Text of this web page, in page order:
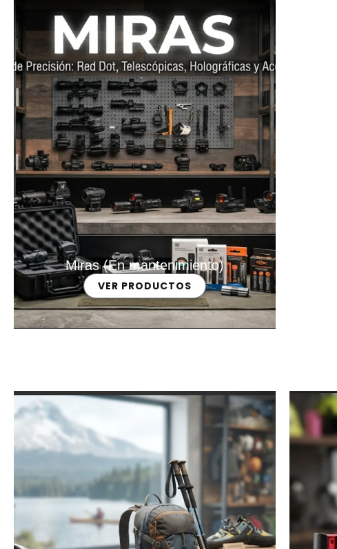
Miras (En mantenimiento)
VER PRODUCTOS